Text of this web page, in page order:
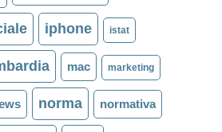
iphone istat
mac marketing
norma normativa